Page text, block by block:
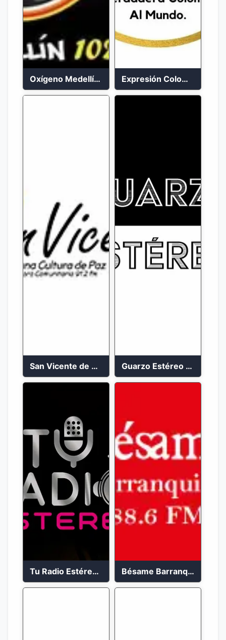
Oxígeno Medellín 90.9 FM en vivo Expresión Colombia Radio en vivo 24/7
San Vicente de Chucuri 91.2 FM Guarzo Estéreo 24/7
Tu Radio Estéreo 24/7 Bésame Barranquilla en vivo 88.6 FM